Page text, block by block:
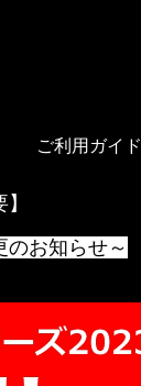
ご利用ガイド
のお知らせ～